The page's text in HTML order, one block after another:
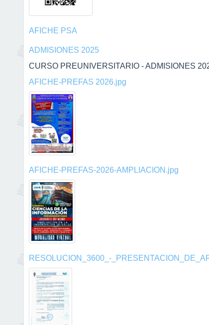
AFICHE PSA
ADMISIONES 2025
CURSO PREUNIVERSITARIO - ADMISIONES
AFICHE-PREFAS 2026.jpg
AFICHE-PREFAS-2026-AMPLIACION.jpg
RESOLUCION_3600_-